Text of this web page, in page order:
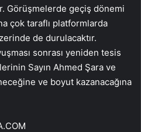
Görüşmelerde geçiş dönemi
çok taraflı platformlarda
de durulacaktır.
sonrası yeniden tesis
Sayın Ahmed Şara ve
ve boyut kazanacağına